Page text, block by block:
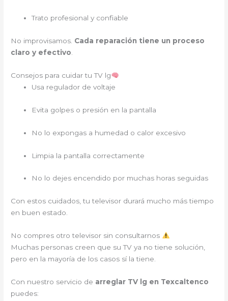
Trato profesional y confiable
No improvisamos. Cada reparación tiene un proceso
claro y efectivo
Consejos para cuidar tu TV lg
Usa regulador de voltaje
Evita golpes o presión en la pantalla
No lo expongas a humedad o calor excesivo
Limpia la pantalla correctamente
No lo dejes encendido por muchas horas seguidas
Con estos cuidados, tu televisor durará mucho más tiempo
en buen estado.
No compres otro televisor sin consultarnos
Muchas personas creen que su TV ya no tiene solución,
pero en la mayoría de los casos sí la tiene.
Con nuestro servicio de arreglar TV lg en Texcaltenco
puedes: